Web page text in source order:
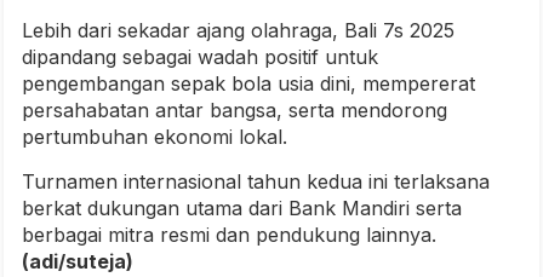
Lebih dari sekadar ajang olahraga, Bali 7s 2025
dipandang sebagai wadah positif untuk
pengembangan sepak bola usia dini, mempererat
persahabatan antar bangsa, serta mendorong
pertumbuhan ekonomi lokal.
Turnamen internasional tahun kedua ini terlaksana
berkat dukungan utama dari Bank Mandiri serta
berbagai mitra resmi dan pendukung lainnya.
(adi/suteja)